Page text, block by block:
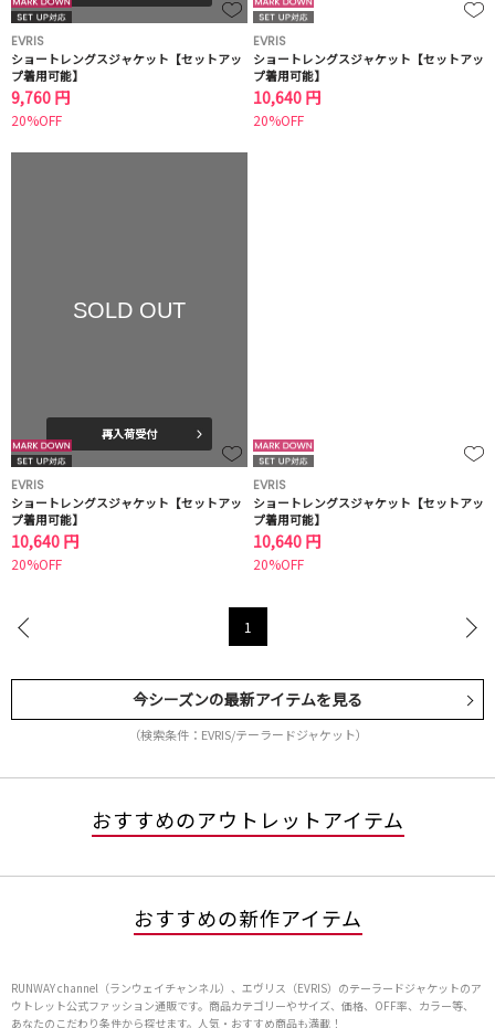
EVRIS
ショートレングスジャケット【セットアッ
プ着用可能】
9,760 円
20%OFF
EVRIS
ショートレングスジャケット【セットアッ
プ着用可能】
10,640 円
20%OFF
SOLD OUT
再入荷受付
EVRIS
ショートレングスジャケット【セットアッ
プ着用可能】
10,640 円
20%OFF
EVRIS
ショートレングスジャケット【セットアッ
プ着用可能】
10,640 円
20%OFF
1
今シーズンの最新アイテムを見る
（検索条件：EVRIS/テーラードジャケット）
おすすめのアウトレットアイテム
おすすめの新作アイテム
RUNWAY channel（ランウェイチャンネル）、エヴリス（EVRIS）のテーラードジャケットのア
ウトレット公式ファッション通販です。商品カテゴリーやサイズ、価格、OFF率、カラー等、
あなたのこだわり条件から探せます。人気・おすすめ商品も満載！